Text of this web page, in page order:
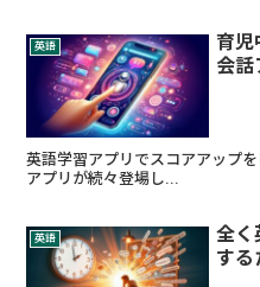
英語
育児
会話
英語学習アプリでスコアアップ
アプリが続々登場し...
英語
全く
する